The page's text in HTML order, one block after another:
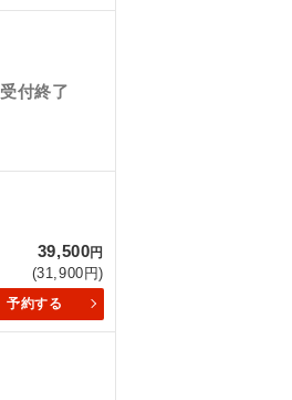
受付終了
39,500円
(31,900円)
予約する